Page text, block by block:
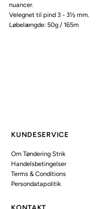
nuancer.
Velegnet til pind 3 - 3½ mm.
Løbelængde: 50g / 165m
KUNDESERVICE
Om Tøndering Strik
Handelsbetingelser
Terms & Conditions
Persondatapolitik